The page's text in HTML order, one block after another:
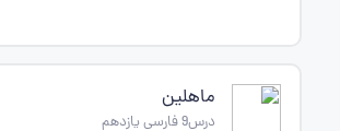
ماهلین
درس9 فارسی یازدهم